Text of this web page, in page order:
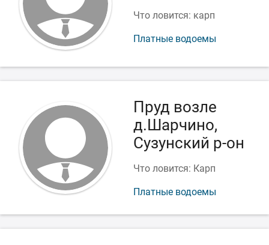
Что ловится: карп
Платные водоемы
Пруд возле
д.Шарчино,
Сузунский р-он
Что ловится: Карп
Платные водоемы